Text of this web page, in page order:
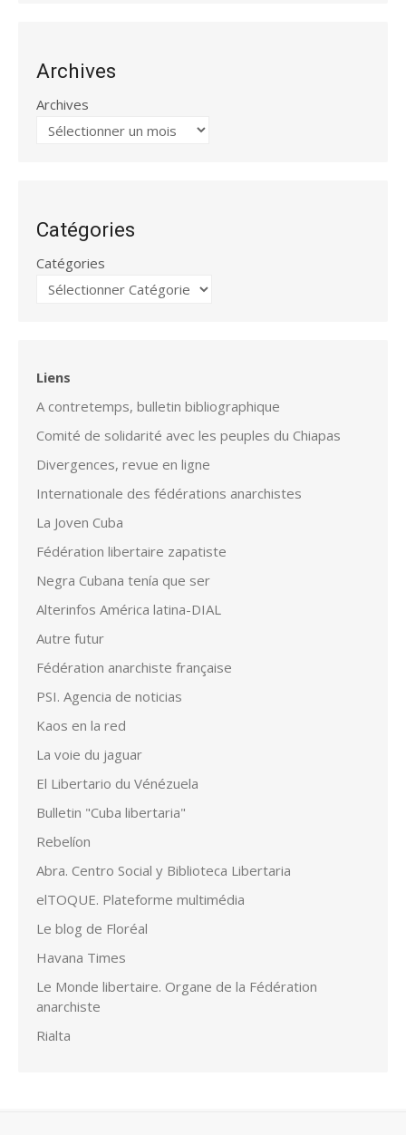
Archives
Archives
Catégories
Catégories
Liens
A contretemps, bulletin bibliographique
Comité de solidarité avec les peuples du Chiapas
Divergences, revue en ligne
Internationale des fédérations anarchistes
La Joven Cuba
Fédération libertaire zapatiste
Negra Cubana tenía que ser
Alterinfos América latina-DIAL
Autre futur
Fédération anarchiste française
PSI. Agencia de noticias
Kaos en la red
La voie du jaguar
El Libertario du Vénézuela
Bulletin "Cuba libertaria"
Rebelíon
Abra. Centro Social y Biblioteca Libertaria
elTOQUE. Plateforme multimédia
Le blog de Floréal
Havana Times
Le Monde libertaire. Organe de la Fédération
anarchiste
Rialta